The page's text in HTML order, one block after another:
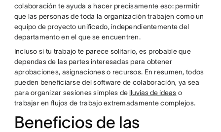
colaboración te ayuda a hacer precisamente eso: permitir
que las personas de toda la organización trabajen como un
equipo de proyecto unificado, independientemente del
departamento en el que se encuentren.
Incluso si tu trabajo te parece solitario, es probable que
dependas de las partes interesadas para obtener
aprobaciones, asignaciones o recursos. En resumen, todos
pueden beneficiarse del software de colaboración, ya sea
para organizar sesiones simples de lluvias de ideas o
trabajar en flujos de trabajo extremadamente complejos.
Beneficios de las